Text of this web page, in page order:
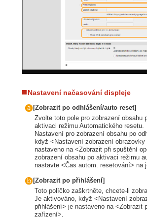
Nastavení načasování displeje
[Zobrazit po odhlášení/auto reset]
Zvolte toto pole pro zobrazení obsahu
aktivaci režimu Automatického resetu.
Nastavení pro zobrazení obsahu po
když <Nastavení zobrazení
nastaveno na <Zobrazit při spuštění
zobrazení obsahu po aktivaci režimu
nastavte <Čas autom. resetování> na
[Zobrazit po přihlášení]
Toto políčko zaškrtněte, chcete-li
Je aktivováno, když <Nastavení
přihlášení> je nastaveno na <Zobrazit
zařízení>.